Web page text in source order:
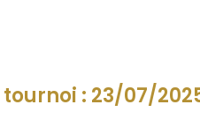
: 23/07/